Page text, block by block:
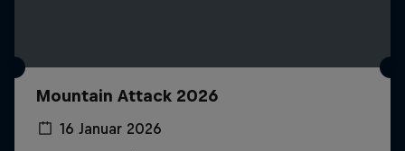
Mountain Attack 2026
16 Januar 2026